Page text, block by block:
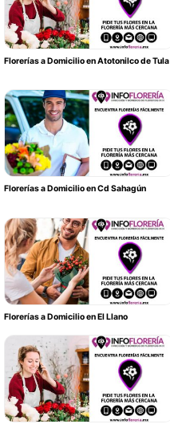
Florerías a Domicilio en Atotonilco de Tula
Florerías a Domicilio en Cd Sahagún
Florerías a Domicilio en El Llano